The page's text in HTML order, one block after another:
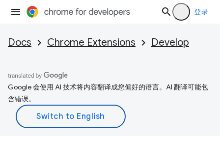
登录
Docs Chrome Extensions Develop
Google 会使用 AI 技术将内容翻译成您偏好的语言。AI 翻译可能包
含错误。